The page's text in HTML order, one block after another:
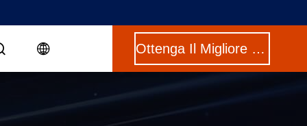
Ottenga Il Migliore Prezzo